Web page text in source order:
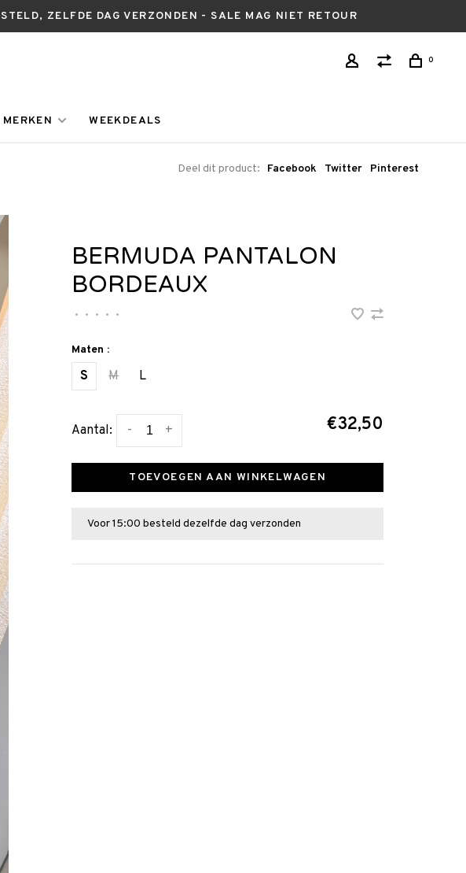
ZELFDE DAG VERZONDEN - SALE MAG NIET RETOUR
0
MERKEN WEEKDEALS
Deel dit product: Facebook Twitter Pinterest
BERMUDA PANTALON
BORDEAUX
• • • • •
Maten :
S M L
Aantal: +
- €32,50
TOEVOEGEN AAN WINKELWAGEN
Voor 15:00 besteld dezelfde dag verzonden